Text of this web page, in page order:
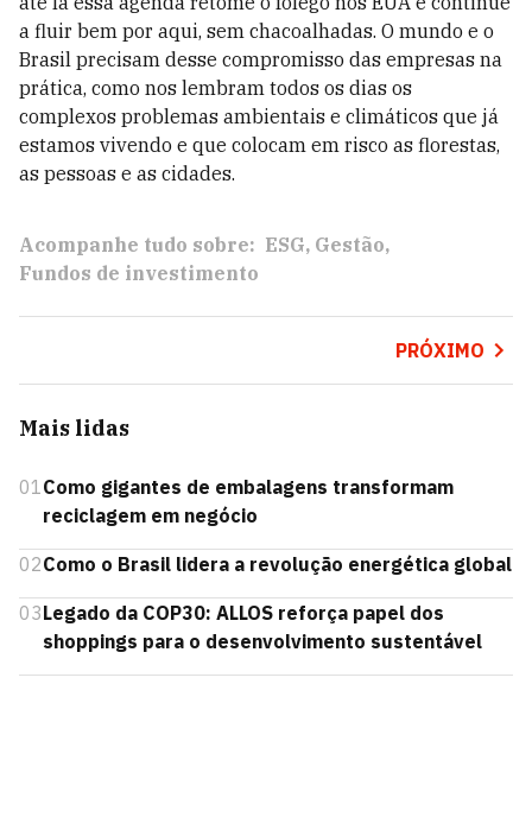
a fluir bem por aqui, sem chacoalhadas. O mundo e o
Brasil precisam desse compromisso das empresas na
prática, como nos lembram todos os dias os
complexos problemas ambientais e climáticos que já
estamos vivendo e que colocam em risco as florestas,
as pessoas e as cidades.
Acompanhe tudo sobre: ESG Gestão
Fundos de investimento
PRÓXIMO
Mais lidas
01Como gigantes de embalagens transformam
reciclagem em negócio
02Como o Brasil lidera a revolução energética global
03Legado da COP30: ALLOS reforça papel dos
shoppings para o desenvolvimento sustentável